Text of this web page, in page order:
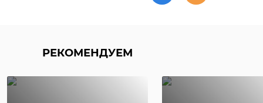
РЕКОМЕНДУЕМ